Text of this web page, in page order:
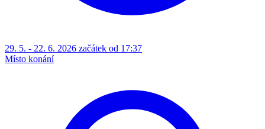
29. 5. - 22. 6. 2026 začátek od 17:37
Místo konání